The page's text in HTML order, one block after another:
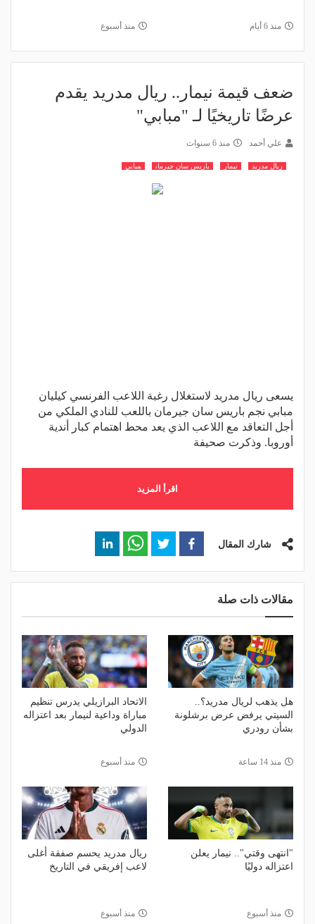
منذ 6 أيام منذ أسبوع
ضعف قيمة نيمار.. ريال مدريد يقدم
عرضًا تاريخيًا لـ "مبابي"
علي أحمد منذ 6 سنوات
ريال مدريد نيمار باريس سان جيرمان مبابي
يسعى ريال مدريد لاستغلال رغبة اللاعب الفرنسي كيليان
مبابي نجم باريس سان جيرمان باللعب للنادي الملكي من
أجل التعاقد مع اللاعب الذي يعد محط اهتمام كبار أندية
أوروبا. وذكرت صحيفة
اقرأ المزيد
شارك المقال
مقالات ذات صلة
هل يذهب لريال مدريد؟..
السيتي يرفض عرض برشلونة
بشأن رودري
منذ 14 ساعة
الاتحاد البرازيلي يدرس تنظيم
مباراة وداعية لنيمار بعد اعتزاله
الدولي
منذ أسبوع
"انتهى وقتي".. نيمار يعلن
اعتزاله دوليًا
منذ أسبوع
ريال مدريد يحسم صفقة أغلى
لاعب إفريقي في التاريخ
منذ أسبوع